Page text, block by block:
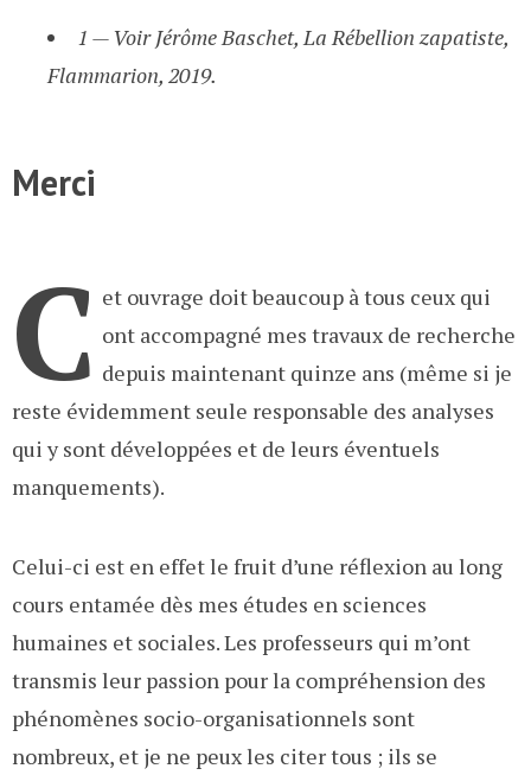
1 — Voir Jérôme Baschet, La Rébellion zapatiste,
Flammarion, 2019.
Merci
C et ouvrage doit beaucoup à tous ceux qui
ont accompagné mes travaux de recherche
depuis maintenant quinze ans (même si je
reste évidemment seule responsable des analyses
qui y sont développées et de leurs éventuels
manquements).
Celui-ci est en effet le fruit d’une réflexion au long
cours entamée dès mes études en sciences
humaines et sociales. Les professeurs qui m’ont
transmis leur passion pour la compréhension des
phénomènes socio-organisationnels sont
nombreux, et je ne peux les citer tous ; ils se